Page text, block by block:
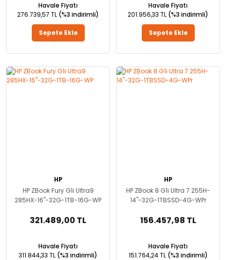
Havale Fiyatı
276.739,57 TL (%3 indirimli)
Sepete Ekle
Havale Fiyatı
201.956,33 TL (%3 indirimli)
Sepete Ekle
HP
HP ZBook Fury G1i Ultra9
285HX-16''-32G-1TB-16G-WP
321.489,00 TL
Havale Fiyatı
311.844,33 TL (%3 indirimli)
HP
HP ZBook 8 G1i Ultra 7 255H-
14''-32G-1TBSSD-4G-WPr
156.457,98 TL
Havale Fiyatı
151.764,24 TL (%3 indirimli)